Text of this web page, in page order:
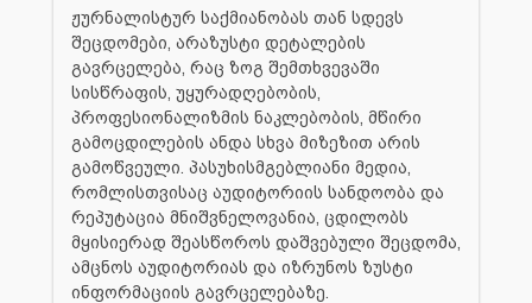
ჟურნალისტურ საქმიანობას თან სდევს
შეცდომები, არაზუსტი დეტალების
გავრცელება, რაც ზოგ შემთხვევაში
სისწრაფის, უყურადღებობის,
პროფესიონალიზმის ნაკლებობის, მწირი
გამოცდილების ანდა სხვა მიზეზით არის
გამოწვეული. პასუხისმგებლიანი მედია,
რომლისთვისაც აუდიტორიის სანდოობა და
რეპუტაცია მნიშვნელოვანია, ცდილობს
მყისიერად შეასწოროს დაშვებული შეცდომა,
ამცნოს აუდიტორიას და იზრუნოს ზუსტი
ინფორმაციის გავრცელებაზე.